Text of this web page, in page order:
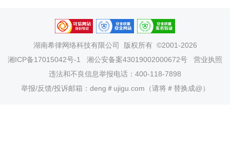
湖南希律网络科技有限公司
版权所有 ©2001-2026
湘ICP备17015042号-1
湘公安备案43019002000672号
营业执照
违法和不良信息举报电话：400-118-7898
举报/反馈/投诉邮箱：deng＃ujigu.com（请将＃替换成@）